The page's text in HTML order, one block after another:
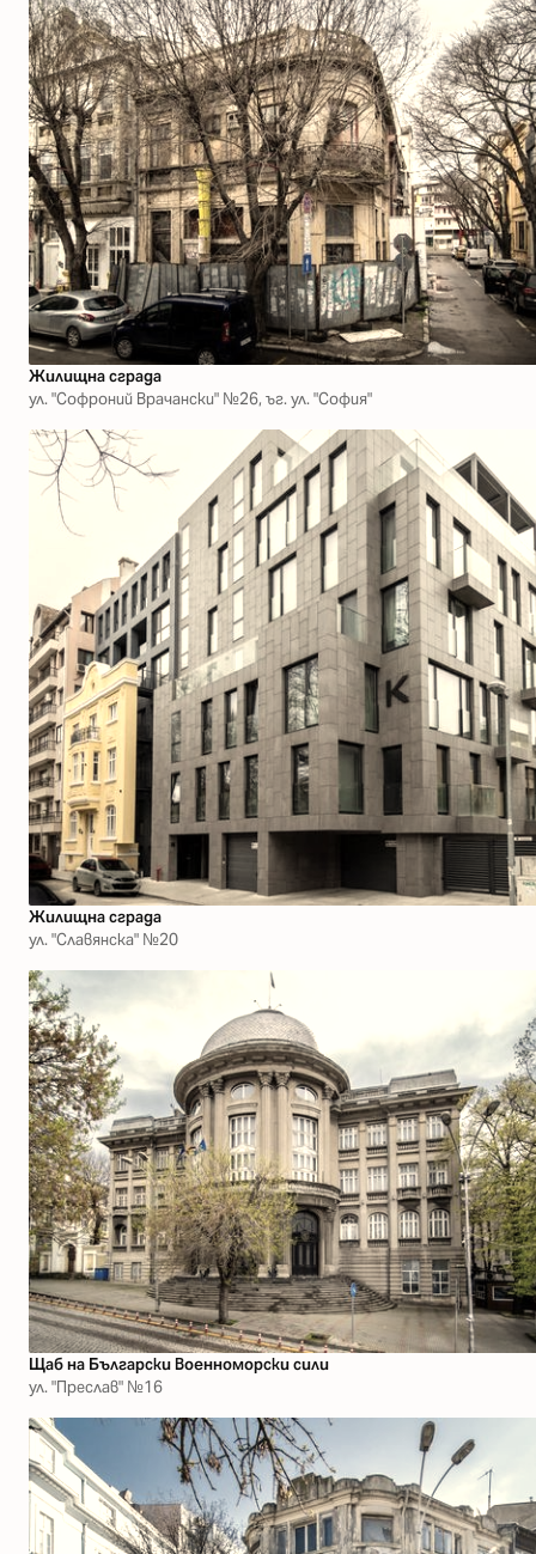
Жилищна сграда
ул. "Софроний Врачански" №26, ъг. ул. "София"
Жилищна сграда
ул. "Славянска" №20
Щаб на Български Военноморски сили
ул. "Преслав" №16